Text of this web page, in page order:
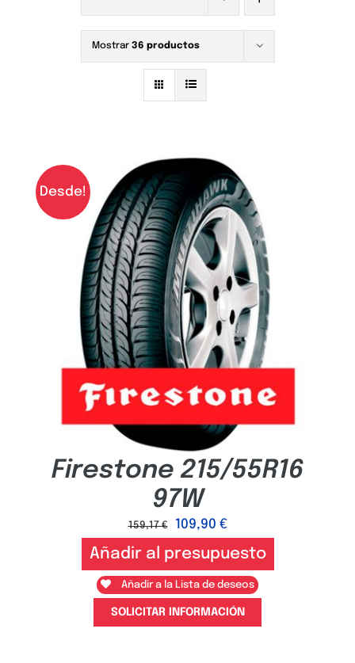
Mostrar 36 productos
Desde!
Firestone 215/55R16
97W
159,17€ 109,90 €
Añadir al presupuesto
Añadir a la Lista de deseos
SOLICITAR INFORMACIÓN